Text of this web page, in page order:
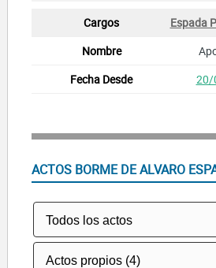
Espada
20/
ACTOS BORME DE ALVARO